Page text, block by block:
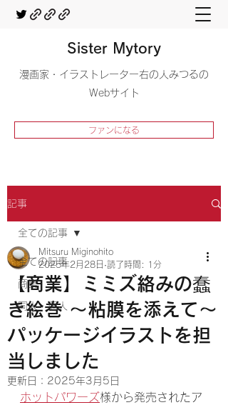
Sister Mytory
​漫画家・イラストレーター右の人みつるの
Webサイト
ファンになる
記事
全ての記事
商業
同人・個人
全ての記事
【商業】ミミズ絡みの蠢
き絵巻 ～粘膜を添えて～
パッケージイラストを担
当しました
Mitsuru Miginohito
2025年2月28日 読了時間: 1分
更新日： 2025年3月5日
ホットパワーズ様から発売されたア